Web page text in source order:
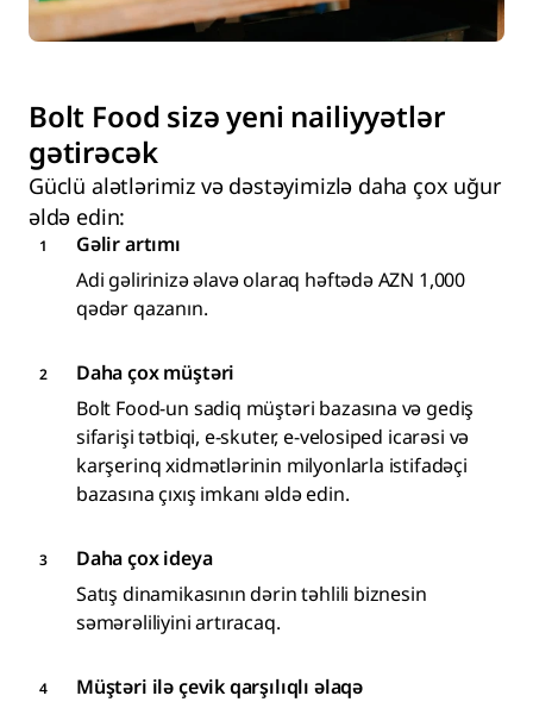
Bolt Food sizə yeni nailiyyətlər
gətirəcək
Güclü alətlərimiz və dəstəyimizlə daha çox uğur
əldə edin:
Gəlir artımı
Adi gəlirinizə əlavə olaraq həftədə AZN 1,000
qədər qazanın.
Daha çox müştəri
Bolt Food-un sadiq müştəri bazasına və gediş
sifarişi tətbiqi, e-skuter, e-velosiped icarəsi və
karşerinq xidmətlərinin milyonlarla istifadəçi
bazasına çıxış imkanı əldə edin.
Daha çox ideya
Satış dinamikasının dərin təhlili biznesin
səmərəliliyini artıracaq.
Müştəri ilə çevik qarşılıqlı əlaqə